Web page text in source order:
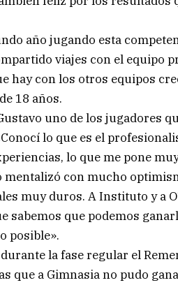
año jugando esta
viajes con el equipo
hay con los otros equipos
18 años.
uno de los jugadores
lo que es el
lo que me pone
con mucho
muy duros. A Instituto y a
sabemos que podemos
posible».
durante la fase regular el
que a Gimnasia no pudo